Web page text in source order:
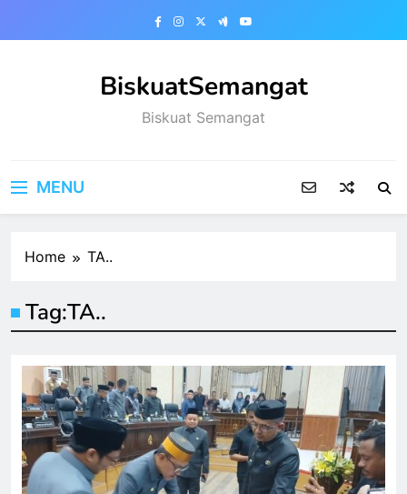
BiskuatSemangat
Biskuat Semangat
MENU
Home TA..
Tag:TA..